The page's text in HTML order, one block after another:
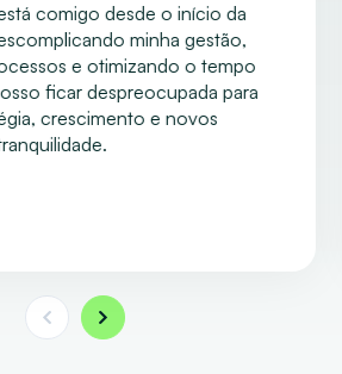
comigo desde o início da
minha gestão,
e otimizando o tempo
ficar despreocupada para
crescimento e novos